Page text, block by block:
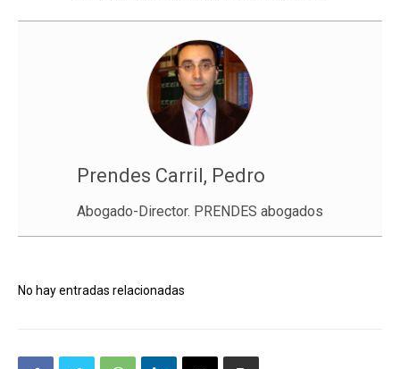
Prendes Carril, Pedro
Abogado-Director. PRENDES abogados
No hay entradas relacionadas